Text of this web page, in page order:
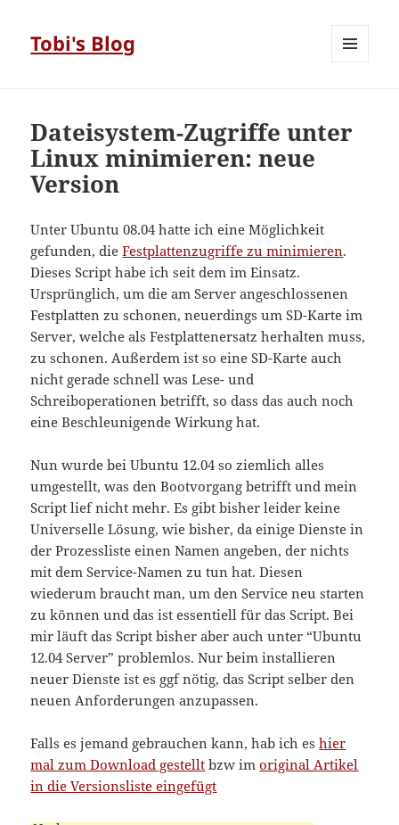
Tobi's Blog
Dateisystem-Zugriffe unter
Linux minimieren: neue
Version
Unter Ubuntu 08.04 hatte ich eine Möglichkeit
gefunden, dieFestplattenzugriffe zu minimieren.
Dieses Script habe ich seit dem im Einsatz.
Ursprünglich, um die am Server angeschlossenen
Festplatten zu schonen, neuerdings um SD-Karte im
Server, welche als Festplattenersatz herhalten muss,
zu schonen. Außerdem ist so eine SD-Karte auch
nicht gerade schnell was Lese- und
Schreiboperationen betrifft, so dass das auch noch
eine Beschleunigende Wirkung hat.
Nun wurde bei Ubuntu 12.04 so ziemlich alles
umgestellt, was den Bootvorgang betrifft und mein
Script lief nicht mehr. Es gibt bisher leider keine
Universelle Lösung, wie bisher, da einige Dienste in
der Prozessliste einen Namen angeben, der nichts
mit dem Service-Namen zu tun hat. Diesen
wiederum braucht man, um den Service neu starten
zu können und das ist essentiell für das Script. Bei
mir läuft das Script bisher aber auch unter “Ubuntu
12.04 Server” problemlos. Nur beim installieren
neuer Dienste ist es ggf nötig, das Script selber den
neuen Anforderungen anzupassen.
Falls es jemand gebrauchen kann, hab ich eshier
mal zum Download gestellt bzw imoriginal Artikel
in die Versionsliste eingefügt